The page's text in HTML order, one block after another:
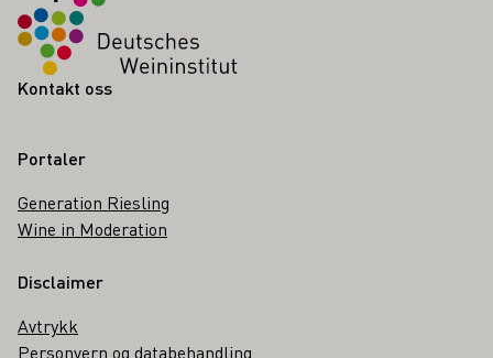
Kontakt oss
Portaler
Generation Riesling
Wine in Moderation
Disclaimer
Avtrykk
Personvern og databehandling